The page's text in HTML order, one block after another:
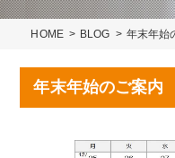
HOME BLOG 年末年始
年末年始のご案内